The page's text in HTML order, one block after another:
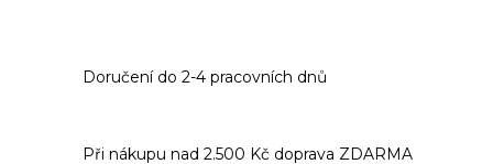
Doručení do 2-4 pracovních dnů
Při nákupu nad 2.500 Kč doprava ZDARMA